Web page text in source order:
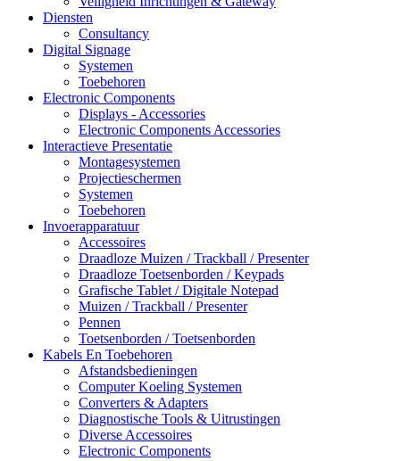
Diensten
Consultancy
Digital Signage
Systemen
Toebehoren
Electronic Components
Displays - Accessories
Electronic Components Accessories
Interactieve Presentatie
Montagesystemen
Projectieschermen
Systemen
Toebehoren
Invoerapparatuur
Accessoires
Draadloze Muizen / Trackball / Presenter
Draadloze Toetsenborden / Keypads
Grafische Tablet / Digitale Notepad
Muizen / Trackball / Presenter
Pennen
Toetsenborden / Toetsenborden
Kabels En Toebehoren
Afstandsbedieningen
Computer Koeling Systemen
Converters & Adapters
Diagnostische Tools & Uitrustingen
Diverse Accessoires
Electronic Components